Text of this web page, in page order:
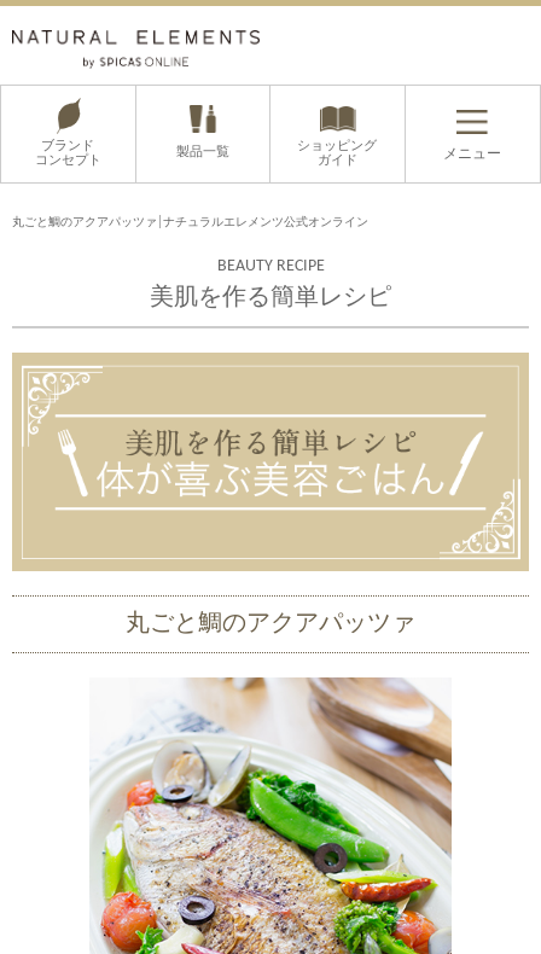
ブランド
コンセプト
製品一覧
ショッピング
ガイド
メニュー
丸ごと鯛のアクアパッツァ│ナチュラルエレメンツ公式オンライン
BEAUTY RECIPE
美肌を作る簡単レシピ
丸ごと鯛のアクアパッツァ